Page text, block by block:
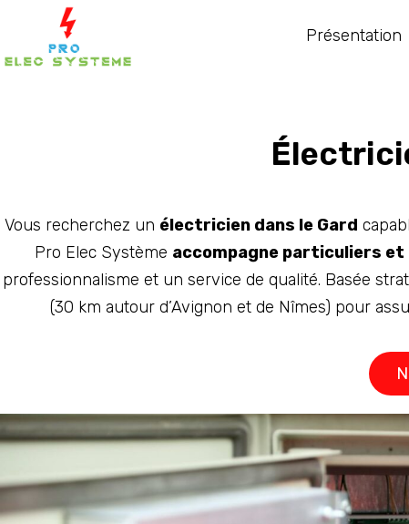
Présentation
Vous recherchez un électricien dans le Gard
Pro Elec Système accompagne particuliers
professionnalisme et un service de qualité. Basée
(30 km autour d’Avignon et de Nîmes) pour